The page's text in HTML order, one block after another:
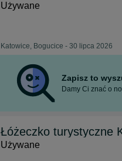
Używane
Katowice, Bogucice - 30 lipca 2026
Zapisz to
Damy Ci znać o
Łóżeczko turystyczne
Używane